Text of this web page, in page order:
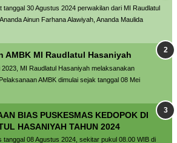
tanggal 30 Agustus 2024 perwakilan dari MI Raudlatul
Ainun Farhana Alawiyah, Ananda Maulida
AMBK MI Raudlatul Hasaniyah
MI Raudlatul Hasaniyah melaksanakan
AMBK dimulai sejak tanggal 08 Mei
BIAS PUSKESMAS KEDOPOK DI
HASANIYAH TAHUN 2024
tanggal 08 Agustus 2024, sekitar pukul 08.00 WIB di